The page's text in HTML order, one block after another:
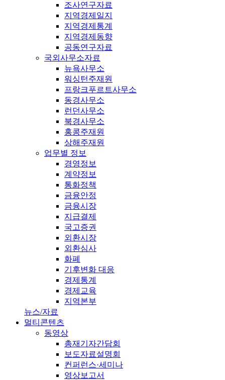
조사연구자료
지역경제일지
지역경제통계
지역경제동향
공동연구자료
국외사무소자료
뉴욕사무소
워싱턴주재원
프랑크푸르트사무소
동경사무소
런던사무소
북경사무소
홍콩주재원
상해주재원
업무별 정보
경영정보
계약정보
통화정책
금융안정
금융시장
지급결제
국고증권
외환시장
외환심사
화폐
기후변화 대응
경제통계
경제교육
지역본부
뉴스/자료
멀티콘텐츠
동영상
총재기자간담회
보도자료설명회
컨퍼런스·세미나
영상보고서